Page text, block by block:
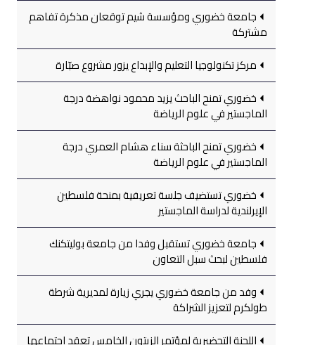
جامعة خضوري ومؤسسة شيم توقعان مذكرة تفاهم
مشتركة
مركز تكنولوجيا التعليم والإبداع يزور مشروع صبّارة
خضوري تمنح الباحث يزيد محمود نواهضة درجة
الماجستير في علوم الرياضة
خضوري تمنح الباحثة سناء هشام العمري درجة
الماجستير في علوم الرياضة
خضوري تستضيف جلسة تعريفية بمنحة فلسطين
الإيرلندية لدراسة الماجستير
جامعة خضوري تستقبل وفدا من جامعة بوليتكنك
فلسطين لبحث سبل التعاون
وفد من جامعة خضوري يجري زيارة لمديرية شرطة
طولكرم لتعزيز الشراكة
اللجنة التحضيرية لمؤتمر الزيتون الخامس تعقد اجتماعها